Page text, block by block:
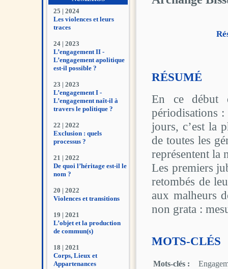
25 | 2024
Les violences et leurs
traces
24 | 2023
L’engagement II -
L’engagement apolitique
est-il possible ?
23 | 2023
L’engagement I -
L’engagement naît-il à
travers le politique ?
22 | 2022
Exclusion : quels
processus ?
21 | 2022
De quoi l’héritage est-il le
nom ?
20 | 2022
Violences et transitions
19 | 2021
L’objet et la production
de commun(s)
18 | 2021
Corps, Lieux et
Appartenances
RÉSUMÉ
En ce
périodisations :
jours, c’est la
de toutes les
représentent la
Les premiers
retombés de
aux malheurs
non grata :
MOTS-CLÉS
Mots-clés :